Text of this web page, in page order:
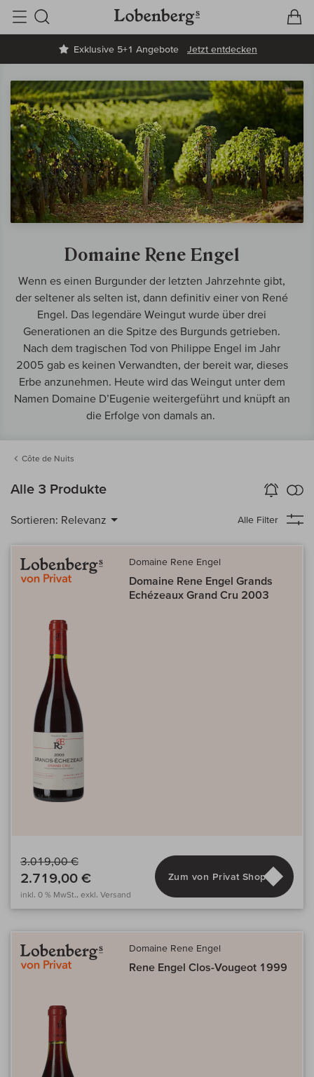
Exklusive 5+1 Angebote Jetzt entdecken
Suche
Domaine Rene Engel
Wenn es einen Burgunder der letzten Jahrzehnte gibt,
der seltener als selten ist, dann definitiv einer von René
Engel. Das legendäre Weingut wurde über drei
Generationen an die Spitze des Burgunds getrieben.
Nach dem tragischen Tod von Philippe Engel im Jahr
2005 gab es keinen Verwandten, der bereit war, dieses
Erbe anzunehmen. Heute wird das Weingut unter dem
Namen Domaine D’Eugenie weitergeführt und knüpft an
die Erfolge von damals an.
Côte de Nuits
Alle 3 Produkte Wein-Alarm
aktivieren
Sortieren: Relevanz Alle Filter
Domaine Rene Engel
Domaine Rene Engel Grands
Echézeaux Grand Cru 2003
3.019,00 €
2.719,00 €
inkl. 0 % MwSt., exkl. Versand
Zum von Privat Shop
Domaine Rene Engel
Rene Engel Clos-Vougeot 1999